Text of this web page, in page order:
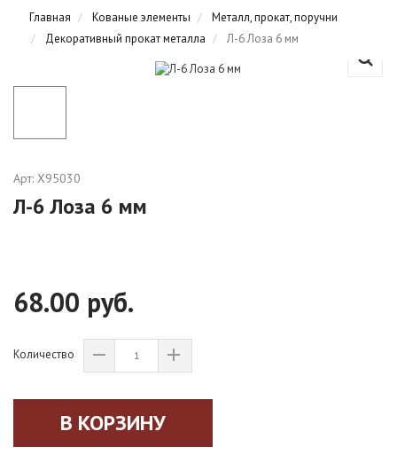
Главная Кованые элементы
Металл, прокат, поручни
Декоративный прокат металла
Л-6 Лоза 6 мм
Арт: X95030
Л-6 Лоза 6 мм
68.00 руб.
Количество